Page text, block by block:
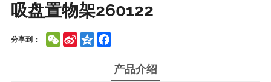
吸盘置物架260122
分享到： WeChatSina
Weibo
Qzone
产品介绍